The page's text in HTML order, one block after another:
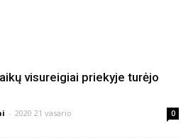
visureigiai priekyje turėjo
- 2020 21 vasario 0